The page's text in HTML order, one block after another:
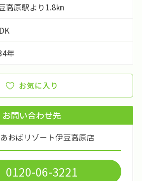
高原駅より1.8㎞
年
お気に入り
お問い合わせ先
おばリゾート伊豆高原店
0120-06-3221